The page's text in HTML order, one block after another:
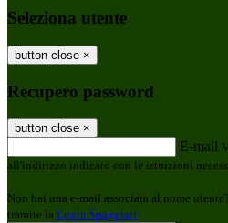
Seleziona utente
button close ×
Recupero password
button close ×
E-mail
all'indirizzo indicato con le istruzioni
Non hai una e-mail associata al nome
tramite la Login Spaggiari